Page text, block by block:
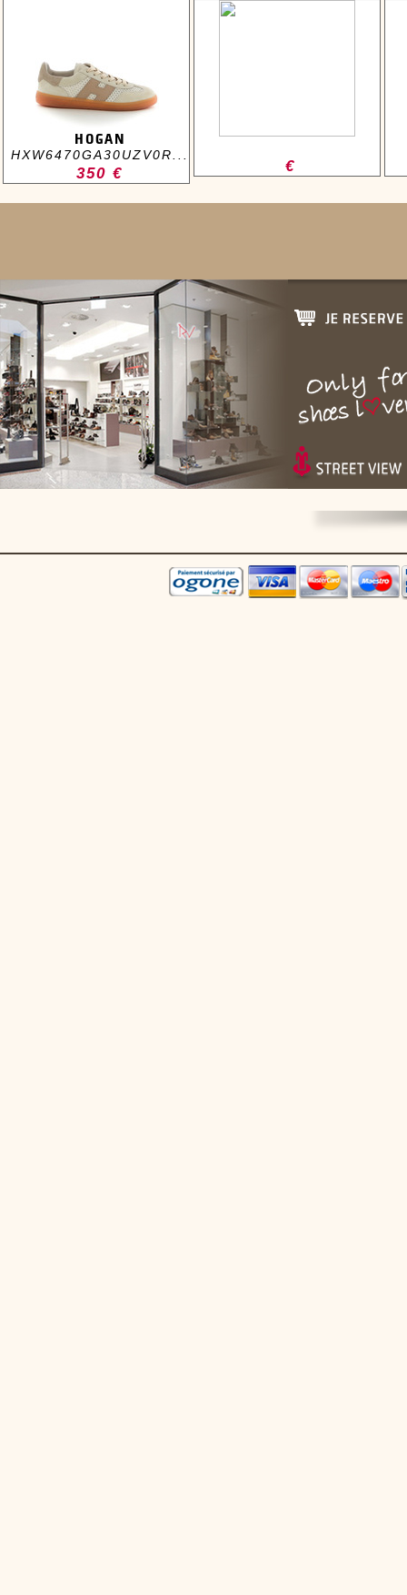
HOGAN
HXW6470GA30UZV0R...
350 € €